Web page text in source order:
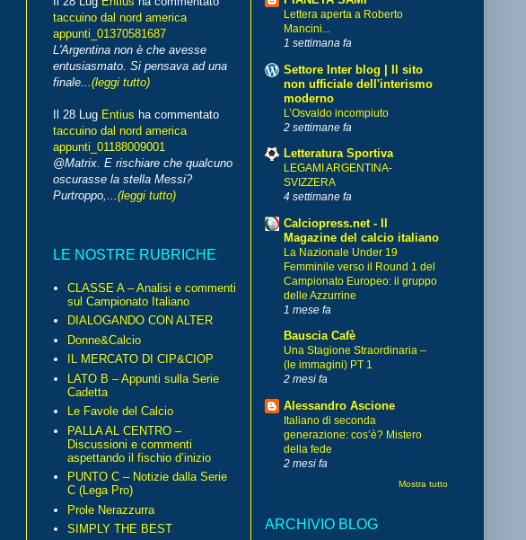
taccuino dal nord america
appunti_01370581687
L'Argentina non è che avesse
entusiasmato. Si pensava ad una
finale...(leggi tutto)
Il 28 Lug Entius ha commentato
taccuino dal nord america
appunti_01188009001
@Matrix. E rischiare che qualcuno
oscurasse la stella Messi?
Purtroppo,...(leggi tutto)
LE NOSTRE RUBRICHE
CLASSE A – Analisi e commenti
sul Campionato Italiano
DIALOGANDO CON ALTER
Donne&Calcio
IL MERCATO DI CIP&CIOP
LATO B – Appunti sulla Serie
Cadetta
Le Favole del Calcio
PALLA AL CENTRO –
Discussioni e commenti
aspettando il fischio d’inizio
PUNTO C – Notizie dalla Serie
C (Lega Pro)
Prole Nerazzurra
SIMPLY THE BEST
Lettera aperta a Roberto
Mancini...
1 settimana fa
Settore Inter blog | Il sito
non ufficiale dell'interismo
moderno
L’Osvaldo incompiuto
2 settimane fa
Letteratura Sportiva
LEGAMI ARGENTINA-
SVIZZERA
4 settimane fa
Calciopress.net - Il
Magazine del calcio italiano
La Nazionale Under 19
Femminile verso il Round 1 del
Campionato Europeo: il gruppo
delle Azzurrine
1 mese fa
Bauscia Cafè
Una Stagione Straordinaria –
(le immagini) PT 1
2 mesi fa
Alessandro Ascione
Italiano di seconda
generazione: cos’è? Mistero
della fede
2 mesi fa
Mostra tutto
ARCHIVIO BLOG